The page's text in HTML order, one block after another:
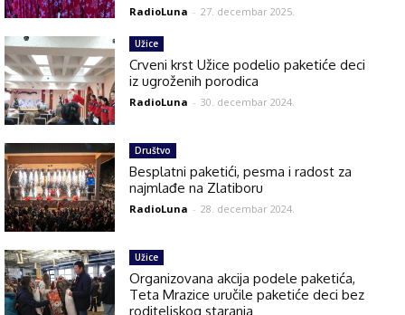
RadioLuna - 27. decembar 2025.
Užice
Crveni krst Užice podelio paketiće deci
iz ugroženih porodica
RadioLuna - 30. decembar 2024.
Društvo
Besplatni paketići, pesma i radost za
najmlađe na Zlatiboru
RadioLuna - 28. decembar 2024.
Užice
Organizovana akcija podele paketića,
Teta Mrazice uručile paketiće deci bez
roditeljskog staranja